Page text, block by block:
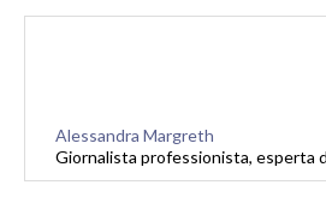
Alessandra Margreth
Giornalista professionista, esperta